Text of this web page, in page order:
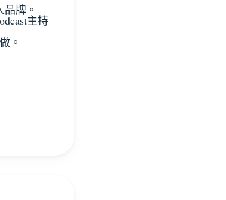
牌。
主持
。